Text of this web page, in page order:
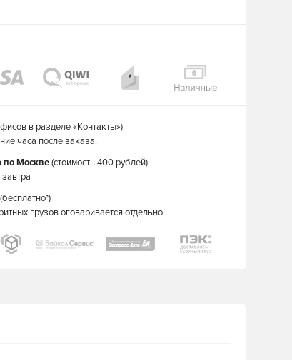
в разделе «Контакты»)
часа после заказа.
по Москве(стоимость 400 рублей)
(бесплатно*)
грузов оговаривается отдельно